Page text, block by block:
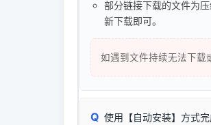
部分链接下载的文件为
新下载即可。
如遇到文件持续无法下载
Q 使用【自动安装】方式